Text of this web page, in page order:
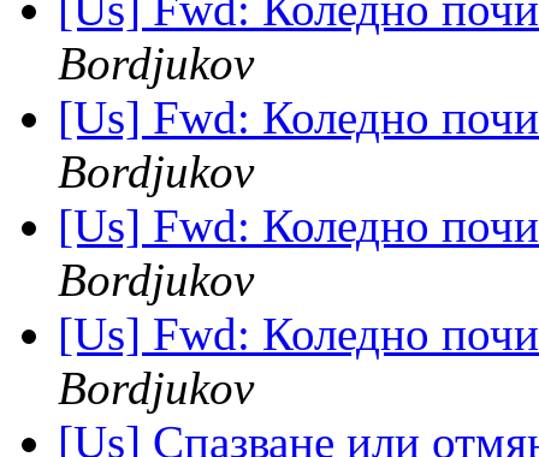
Bordjukov
[Us] Fwd: Коледно
Bordjukov
[Us] Fwd: Коледно
Bordjukov
[Us] Fwd: Коледно
Bordjukov
[Us] Спазване или